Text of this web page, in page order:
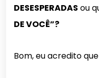
DESESPERADAS ou
DE VOCÊ”?
Bom, eu acredito